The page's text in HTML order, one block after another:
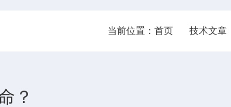
当前位置： 首页 技术文章
？